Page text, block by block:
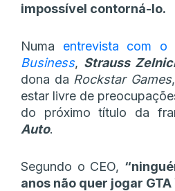
impossível contorná-lo.
Numa entrevista com o
Business, Strauss
dona da Rockstar Games
estar livre de
do próximo título da
Auto.
Segundo o CEO,
anos não quer jogar GTA